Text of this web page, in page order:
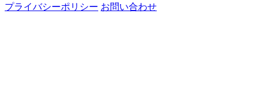
プライバシーポリシー お問い合わせ